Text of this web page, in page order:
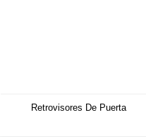
Retrovisores De Puerta